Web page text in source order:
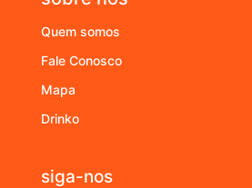
Quem somos
Fale Conosco
Mapa
Drinko
siga-nos